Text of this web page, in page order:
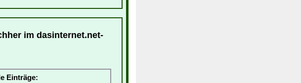
im dasinternet.net-
Einträge: